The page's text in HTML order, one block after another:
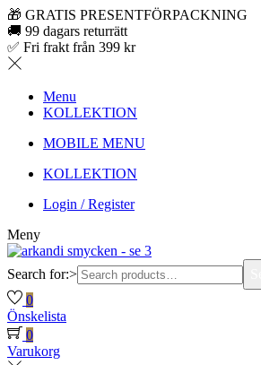
🎁 GRATIS PRESENTFÖRPACKNING
🚚 99 dagars returrätt
✅ Fri frakt från 399 kr
Menu
KOLLEKTION
MOBILE MENU
KOLLEKTION
Login / Register
Meny
Search for:>
0
Önskelista
0
Varukorg